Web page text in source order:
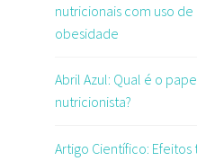
nutricionais com uso de
obesidade
Abril Azul: Qual é o
nutricionista?
Artigo Científico: